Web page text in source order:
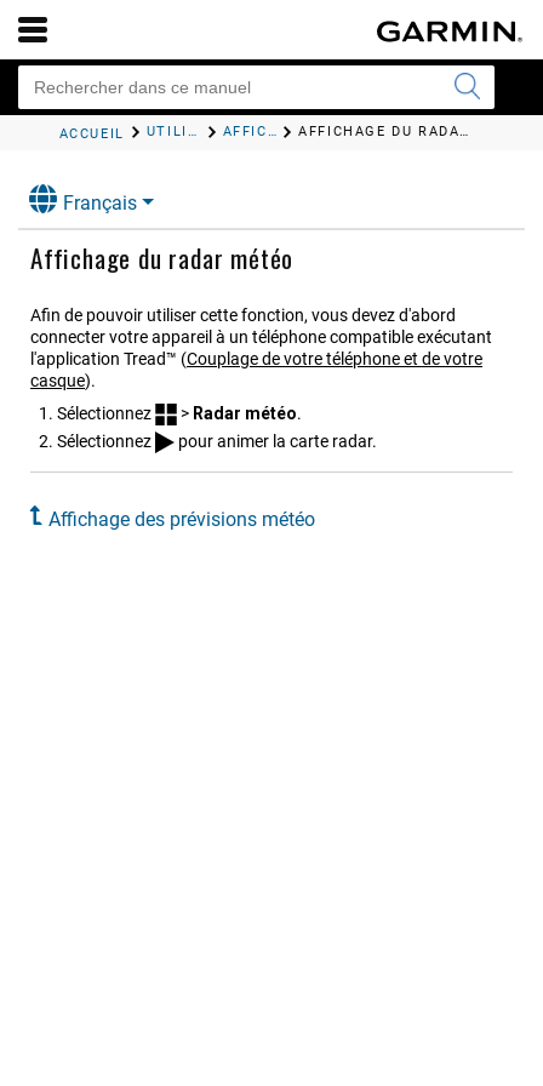
ACCUEIL UTILISATION DES APPLICATIONS AFFICHAGE DES PRÉVISIONS MÉTÉO AFFICHAGE DU RADAR MÉTÉO
Français
Affichage du radar météo
Afin de pouvoir utiliser cette fonction, vous devez d'abord
connecter votre appareil à un téléphone compatible exécutant
l'application Tread™ (Couplage de votre téléphone et de votre
casque).
Sélectionnez
> Radar météo.
Sélectionnez
pour animer la carte radar.
Affichage des prévisions météo